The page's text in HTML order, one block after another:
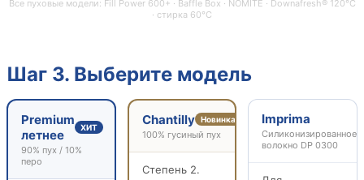
Все пуховые модели: Fill Power 600+ · Baffle Box · NOMITE · Downafresh® 120°C
· стирка 60°C
Шаг 3. Выберите модель
Premium
летнее
ХИТ
90% пух / 10%
перо
Chantilly Новинка
100% гусиный пух
Степень 2.
Imprima
Силиконизированное
волокно DP 0300